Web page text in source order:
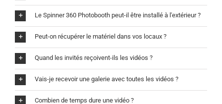
Le Spinner 360 Photobooth peut-il être installé à l'extérieur ?
Peut-on récupérer le matériel dans vos locaux ?
Quand les invités reçoivent-ils les vidéos ?
Vais-je recevoir une galerie avec toutes les vidéos ?
Combien de temps dure une vidéo ?